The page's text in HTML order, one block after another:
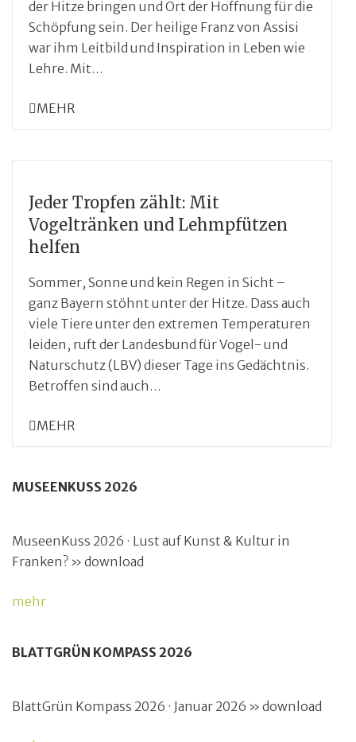
der Hitze bringen und Ort der Hoffnung für die
Schöpfung sein. Der heilige Franz von Assisi
war ihm Leitbild und Inspiration in Leben wie
Lehre. Mit…
MEHR
Jeder Tropfen zählt: Mit
Vogeltränken und Lehmpfützen
helfen
Sommer, Sonne und kein Regen in Sicht –
ganz Bayern stöhnt unter der Hitze. Dass auch
viele Tiere unter den extremen Temperaturen
leiden, ruft der Landesbund für Vogel- und
Naturschutz (LBV) dieser Tage ins Gedächtnis.
Betroffen sind auch…
MEHR
MUSEENKUSS 2026
MuseenKuss 2026 · Lust auf Kunst & Kultur in
Franken? » download
mehr
BLATTGRÜN KOMPASS 2026
BlattGrün Kompass 2026 · Januar 2026 » download